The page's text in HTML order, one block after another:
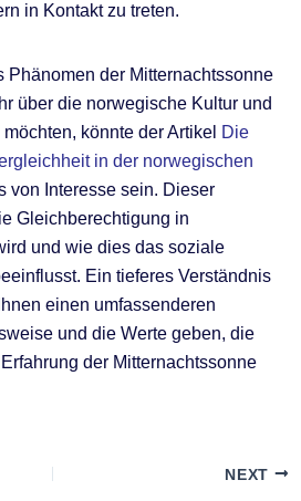
in Kontakt zu treten.
Phänomen der Mitternachtssonne
über die norwegische Kultur und
könnte der Artikel Die
in der norwegischen
von Interesse sein. Dieser
Gleichberechtigung in
und wie dies das soziale
Ein tieferes Verständnis
einen umfassenderen
und die Werte geben, die
der Mitternachtssonne
NEXT